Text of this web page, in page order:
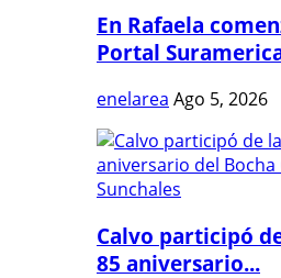
En Rafaela
Portal
enelarea Ago 5, 2026
Calvo participó
85 aniversario...